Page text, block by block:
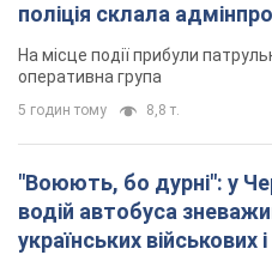
поліція склала
На місце події прибули
оперативна група
5 годин тому 8,8 т.
"Воюють, бо дурні": у
водій автобуса
українських військових